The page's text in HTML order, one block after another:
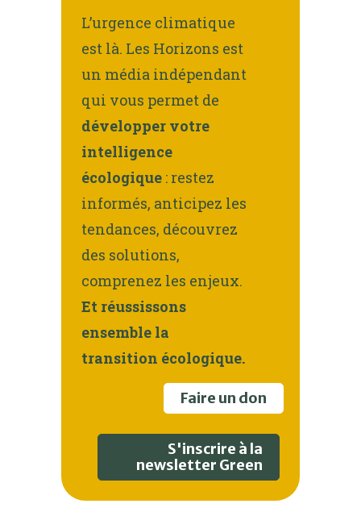
L’urgence climatique
est là. Les Horizons est
un média indépendant
qui vous permet de
développer votre
intelligence
écologique : restez
informés, anticipez les
tendances, découvrez
des solutions,
comprenez les enjeux.
Et réussissons
ensemble la
transition écologique.
Faire un don
S'inscrire à la
newsletter Green